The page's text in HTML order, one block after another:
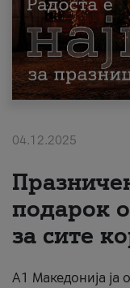
Приватни
Поддршка
Надополни
За нас
#ПодобарОнлајн
04.12.2025
подарок
за сите
А1 Македонија ја